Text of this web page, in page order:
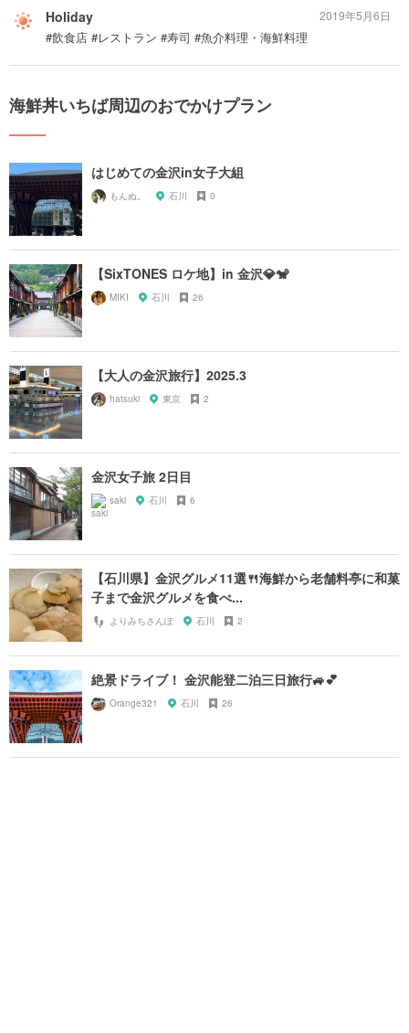
Holiday
#飲食店 #レストラン #寿司 #魚介料理・海鮮料理
2019年5月6日
海鮮丼いちば周辺のおでかけプラン
はじめての金沢in女子大組
もんぬ。 石川 0
【SixTONES ロケ地】in 金沢💎🐒
MIKI 石川 26
【大人の金沢旅行】2025.3
hatsuki 東京 2
金沢女子旅 2日目
saki 石川 6
【石川県】金沢グルメ11選🍴海鮮から老舗料亭に和菓
子まで金沢グルメを食べ...
よりみちさんぽ 石川 2
絶景ドライブ！ 金沢能登二泊三日旅行🚙💕
Orange321 石川 26